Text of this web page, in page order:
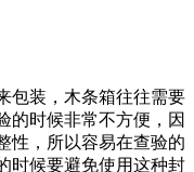
包装，木条箱往往需要
的时候非常不方便，因
性，所以容易在查验的
时候要避免使用这种封